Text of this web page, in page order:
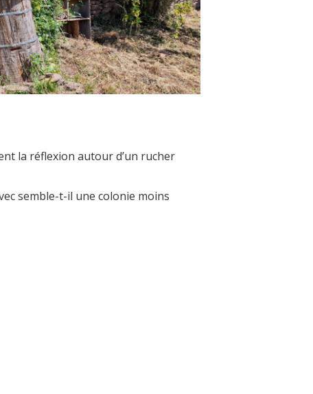
la réflexion autour d’un rucher
semble-t-il une colonie moins